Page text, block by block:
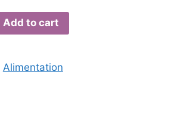
Add to cart
Alimentation